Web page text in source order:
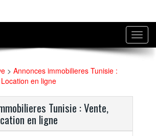
> Annonces immobilieres Tunisie :
en ligne
Tunisie : Vente,
en ligne